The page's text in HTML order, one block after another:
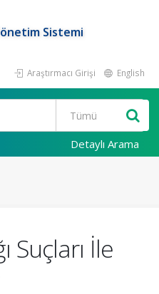
Sistemi
Araştırmacı Girişi English
Detaylı Arama
Suçları İle